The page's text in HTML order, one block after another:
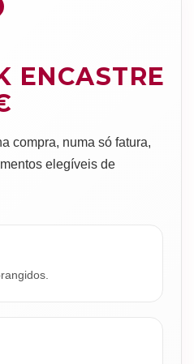
ENCASTRE
compra, numa só fatura,
elegíveis de